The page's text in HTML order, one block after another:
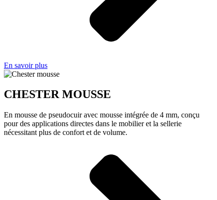
En savoir plus
CHESTER MOUSSE
En mousse de pseudocuir avec mousse intégrée de 4 mm, conçu
pour des applications directes dans le mobilier et la sellerie
nécessitant plus de confort et de volume.